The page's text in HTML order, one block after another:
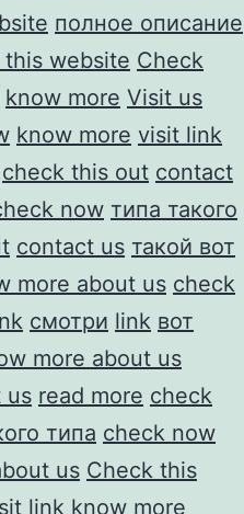
полное описание
this website Check
know more Visit us
know more visit link
check this out contact
now типа такого
contact us такой вот
more about us check
смотри link вот
more about us
us read more check
типа check now
us Check this
link know more